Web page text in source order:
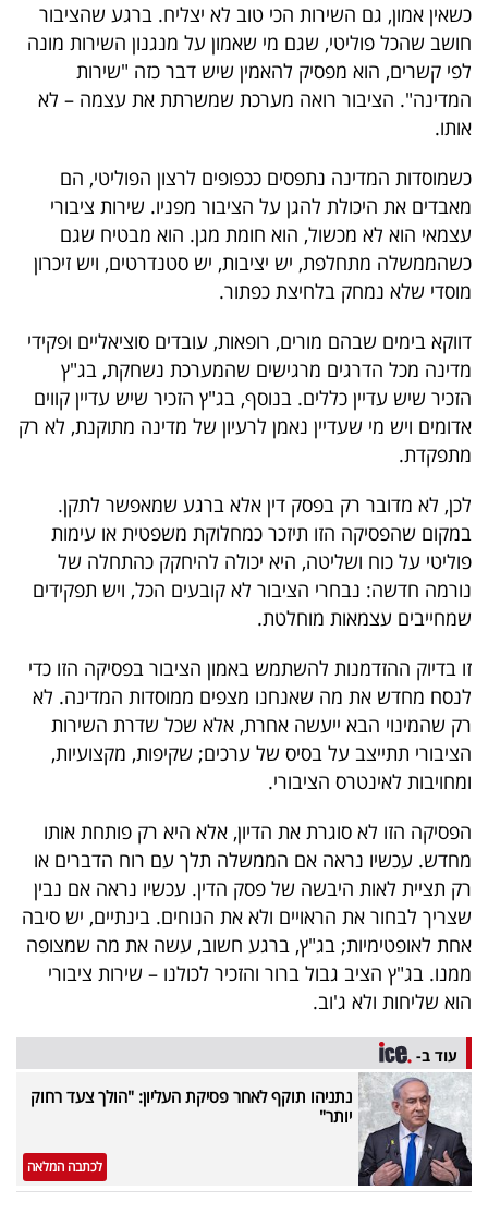
כשאין אמון, גם השירות הכי טוב לא יצליח. ברגע שהציבור
חושב שהכל פוליטי, שגם מי שאמון על מנגנון השירות מונה
לפי קשרים, הוא מפסיק להאמין שיש דבר כזה "שירות
המדינה". הציבור רואה מערכת שמשרתת את עצמה – לא
אותו.
כשמוסדות המדינה נתפסים ככפופים לרצון הפוליטי, הם
מאבדים את היכולת להגן על הציבור מפניו. שירות ציבורי
עצמאי הוא לא מכשול, הוא חומת מגן. הוא מבטיח שגם
כשהממשלה מתחלפת, יש יציבות, יש סטנדרטים, ויש זיכרון
מוסדי שלא נמחק בלחיצת כפתור.
דווקא בימים שבהם מורים, רופאות, עובדים סוציאליים ופקידי
מדינה מכל הדרגים מרגישים שהמערכת נשחקת, בג"ץ
הזכיר שיש עדיין כללים. בנוסף, בג"ץ הזכיר שיש עדיין קווים
אדומים ויש מי שעדיין נאמן לרעיון של מדינה מתוקנת, לא רק
מתפקדת.
לכן, לא מדובר רק בפסק דין אלא ברגע שמאפשר לתקן.
במקום שהפסיקה הזו תיזכר כמחלוקת משפטית או עימות
פוליטי על כוח ושליטה, היא יכולה להיחקק כהתחלה של
נורמה חדשה: נבחרי הציבור לא קובעים הכל, ויש תפקידים
שמחייבים עצמאות מוחלטת.
זו בדיוק ההזדמנות להשתמש באמון הציבור בפסיקה הזו כדי
לנסח מחדש את מה שאנחנו מצפים ממוסדות המדינה. לא
רק שהמינוי הבא ייעשה אחרת, אלא שכל שדרת השירות
הציבורי תתייצב על בסיס של ערכים; שקיפות, מקצועיות,
ומחויבות לאינטרס הציבורי.
הפסיקה הזו לא סוגרת את הדיון, אלא היא רק פותחת אותו
מחדש. עכשיו נראה אם הממשלה תלך עם רוח הדברים או
רק תציית לאות היבשה של פסק הדין. עכשיו נראה אם נבין
שצריך לבחור את הראויים ולא את הנוחים. בינתיים, יש סיבה
אחת לאופטימיות; בג"ץ, ברגע חשוב, עשה את מה שמצופה
ממנו. בג"ץ הציב גבול ברור והזכיר לכולנו – שירות ציבורי
הוא שליחות ולא ג'וב.
עוד ב-
נתניהו תוקף לאחר פסיקת העליון: "הולך צעד רחוק
יותר"
לכתבה המלאה